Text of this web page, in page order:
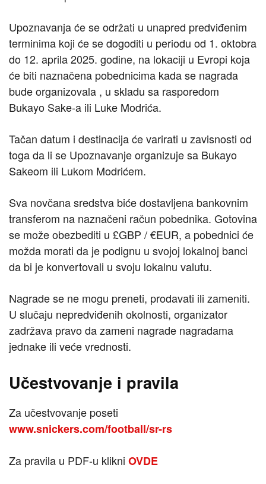
Upoznavanja će se održati u unapred predviđenim
terminima koji će se dogoditi u periodu od 1. oktobra
do 12. aprila 2025. godine, na lokaciji u Evropi koja
će biti naznačena pobednicima kada se nagrada
bude organizovala , u skladu sa rasporedom
Bukayo Sake-a ili Luke Modrića.
Tačan datum i destinacija će varirati u zavisnosti od
toga da li se Upoznavanje organizuje sa Bukayo
Sakeom ili Lukom Modrićem.
Sva novčana sredstva biće dostavljena bankovnim
transferom na naznačeni račun pobednika. Gotovina
se može obezbediti u £GBP / €EUR, a pobednici će
možda morati da je podignu u svojoj lokalnoj banci
da bi je konvertovali u svoju lokalnu valutu.
Nagrade se ne mogu preneti, prodavati ili zameniti.
U slučaju nepredviđenih okolnosti, organizator
zadržava pravo da zameni nagrade nagradama
jednake ili veće vrednosti.
Učestvovanje i pravila
Za učestvovanje poseti
www.snickers.com/football/sr-rs
Za pravila u PDF-u klikni OVDE